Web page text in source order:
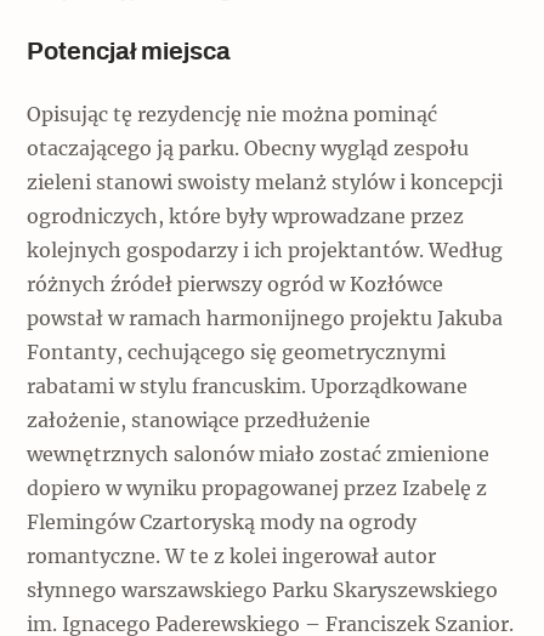
Potencjał miejsca
Opisując tę rezydencję nie można pominąć
otaczającego ją parku. Obecny wygląd zespołu
zieleni stanowi swoisty melanż stylów i koncepcji
ogrodniczych, które były wprowadzane przez
kolejnych gospodarzy i ich projektantów. Według
różnych źródeł pierwszy ogród w Kozłówce
powstał w ramach harmonijnego projektu Jakuba
Fontanty, cechującego się geometrycznymi
rabatami w stylu francuskim. Uporządkowane
założenie, stanowiące przedłużenie
wewnętrznych salonów miało zostać zmienione
dopiero w wyniku propagowanej przez Izabelę z
Flemingów Czartoryską mody na ogrody
romantyczne. W te z kolei ingerował autor
słynnego warszawskiego Parku Skaryszewskiego
im. Ignacego Paderewskiego – Franciszek Szanior.